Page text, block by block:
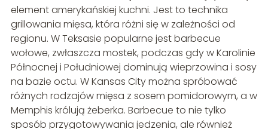
element amerykańskiej kuchni. Jest to technika
grillowania mięsa, która różni się w zależności od
regionu. W Teksasie popularne jest barbecue
wołowe, zwłaszcza mostek, podczas gdy w Karolinie
Północnej i Południowej dominują wieprzowina i sosy
na bazie octu. W Kansas City można spróbować
różnych rodzajów mięsa z sosem pomidorowym, a w
Memphis królują żeberka. Barbecue to nie tylko
sposób przygotowywania jedzenia, ale również